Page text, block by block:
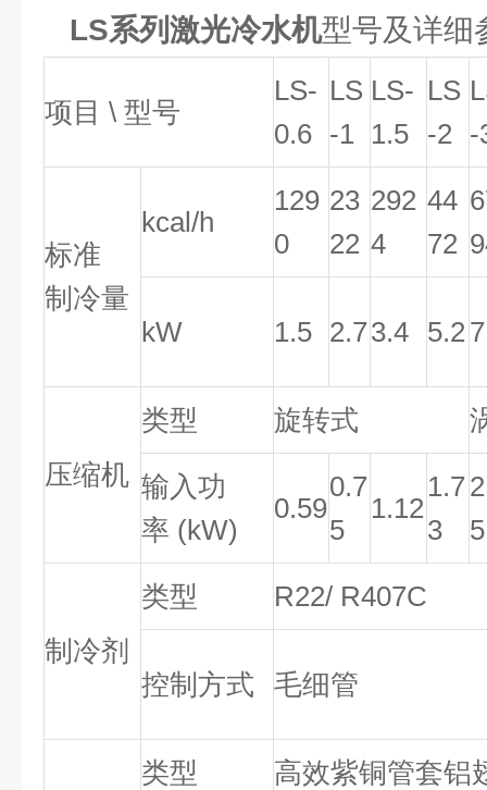
LS系列激光冷水机型号及详细
项目 \ 型号
LS-
0.6
LS
-1
LS-
1.5
LS
-2 -
标准
制冷量
kcal/h
129
0
23
22
292
4
44
72
kW 1.5 2.73.4 5.2
压缩机
类型 旋转式
输入功
率 (kW)
0.59
0.7
5
1.12
1.7
3
5
制冷剂
类型 R22/ R407C
控制方式 毛细管
类型 高效紫铜管套铝